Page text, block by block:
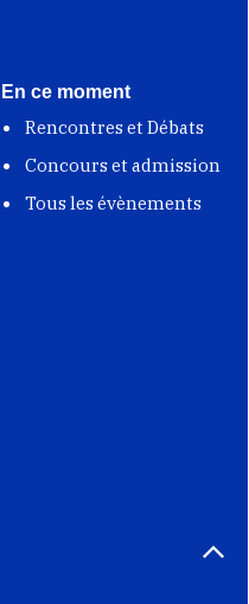
En ce moment
Rencontres et Débats
Concours et admission
Tous les évènements